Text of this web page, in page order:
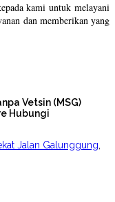
kami untuk melayani
dan memberikan yang
Vetsin (MSG)
Hubungi
Jalan Galunggung,